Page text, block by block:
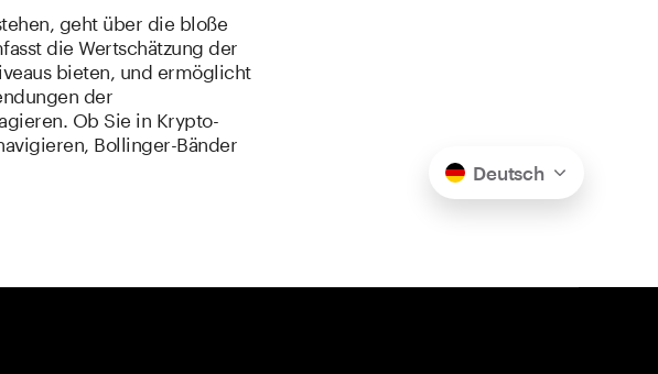
geht über die bloße
die Wertschätzung der
bieten, und ermöglicht
der
Ob Sie in Krypto-
Bollinger-Bänder
Deutsch